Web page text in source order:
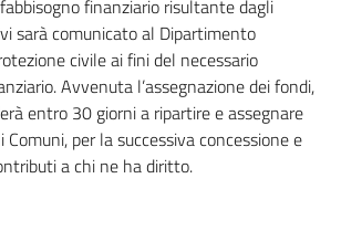
finanziario risultante dagli
sarà comunicato al Dipartimento
civile ai fini del necessario
Avvenuta l’assegnazione dei fondi,
entro 30 giorni a ripartire e assegnare
Comuni, per la successiva concessione e
a chi ne ha diritto.